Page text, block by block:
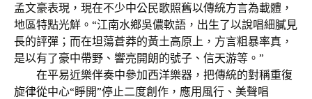
孟文豪表現，現在不少中公民歌照舊以傳統方言為載體，
地區特點光鮮。“江南水鄉吳儂軟語，出生了以說唱細膩見
長的評彈；而在坦蕩蒼莽的黃土高原上，方言粗暴率真，
是以有了豪中帶野、響亮開朗的號子、信天游等。”
在平易近樂伴奏中參加西洋樂器，把傳統的對稱重復
旋律從中心“睜開”停止二度創作，應用風行、美聲唱